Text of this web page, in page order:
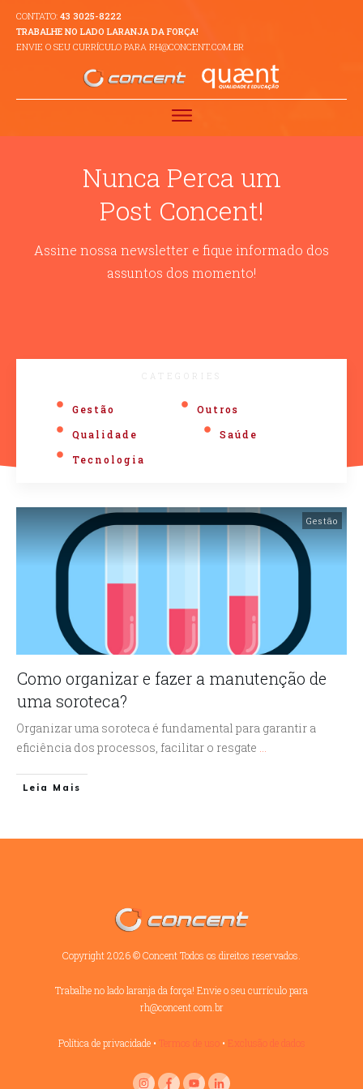
CONTATO: 43 3025-8222
TRABALHE NO LADO LARANJA DA FORÇA!
ENVIE O SEU CURRÍCULO PARA RH@CONCENT.COM.BR
Nunca Perca um
Post Concent!
Assine nossa newsletter e fique informado dos
assuntos dos momento!
CATEGORIES
Gestão
Outros
Qualidade
Saúde
Tecnologia
Gestão
Como organizar e fazer a manutenção de
uma soroteca?
Organizar uma soroteca é fundamental para garantir a
eficiência dos processos, facilitar o resgate ...
Leia Mais
Copyright2026©ConcentTodos os direitos reservados.
Trabalhe no lado laranja da força! Envie o seu currículo para
rh@concent.com.br
Política de privacidade•Termos de uso • Exclusão de dados